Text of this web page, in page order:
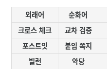
외래어 순화어
크로스 체크
교차 검증
포스트잇
붙임 쪽지
빌런
악당